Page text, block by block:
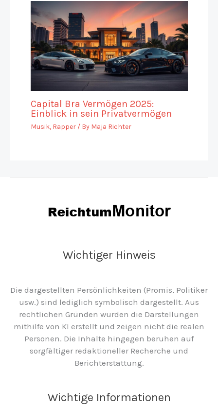
Capital Bra Vermögen 2025:
Einblick in sein Privatvermögen
Musik, Rapper/ By Maja Richter
Wichtiger Hinweis
Die dargestellten Persönlichkeiten (Promis, Politiker
usw.) sind lediglich symbolisch dargestellt. Aus
rechtlichen Gründen wurden die Darstellungen
mithilfe von KI erstellt und zeigen nicht die realen
Personen. Die Inhalte hingegen beruhen auf
sorgfältiger redaktioneller Recherche und
Berichterstattung.
Wichtige Informationen